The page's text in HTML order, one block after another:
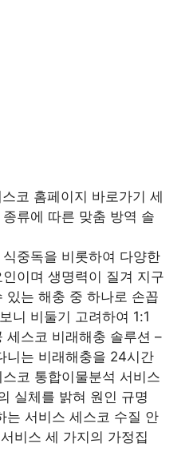
코 홈페이지 바로가기 세
류에 따른 맞춤 방역 솔
중독을 비롯하여 다양한
이며 생명력이 질겨 지구
있는 해충 중 하나로 손꼽
니 비둘기 고려하여 1:1
세스코 비래해충 솔루션 –
니는 비래해충을 24시간
코 통합이물분석 서비스
실체를 밝혀 원인 규명
는 서비스 세스코 수질 안
비스 세 가지의 가정집